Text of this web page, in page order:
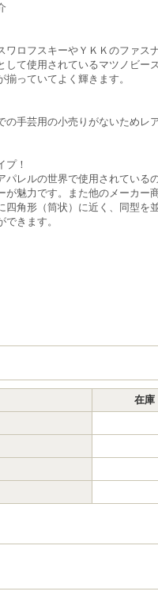
ワロフスキーやＹＫＫのファス
して使用されているマツノビー
っていてよく輝きます。
の手芸用の小売りがないためレ
プ！
パレルの世界で使用されている
が魅力です。また他のメーカー
四角形（筒状）に近く、同型を
できます。
在庫